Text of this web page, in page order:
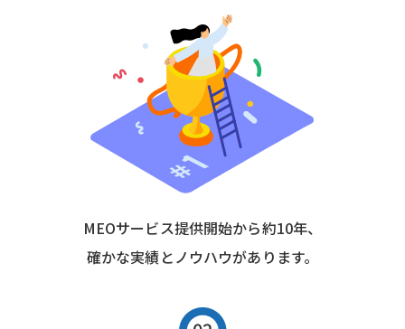
MEOサービス提供開始から約10年、
確かな実績とノウハウがあります。